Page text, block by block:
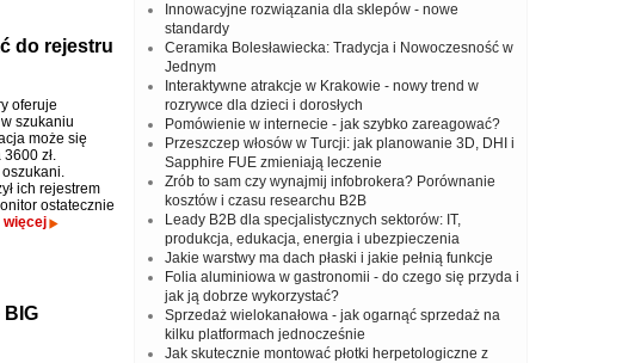
do rejestru
oferuje
szukaniu
może się
zł.
ich rejestrem
ostatecznie
więcej
Innowacyjne rozwiązania dla sklepów - nowe
standardy
Ceramika Bolesławiecka: Tradycja i Nowoczesność w
Jednym
Interaktywne atrakcje w Krakowie - nowy trend w
rozrywce dla dzieci i dorosłych
Pomówienie w internecie - jak szybko zareagować?
Przeszczep włosów w Turcji: jak planowanie 3D, DHI i
Sapphire FUE zmieniają leczenie
Zrób to sam czy wynajmij infobrokera? Porównanie
kosztów i czasu researchu B2B
Leady B2B dla specjalistycznych sektorów: IT,
produkcja, edukacja, energia i ubezpieczenia
Jakie warstwy ma dach płaski i jakie pełnią funkcje
Folia aluminiowa w gastronomii - do czego się przyda i
jak ją dobrze wykorzystać?
Sprzedaż wielokanałowa - jak ogarnąć sprzedaż na
kilku platformach jednocześnie
Jak skutecznie montować płotki herpetologiczne z